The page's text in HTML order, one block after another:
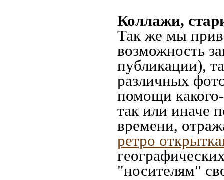
Коллажи,
Так же мы
возможность
публикации),
различных
помощи
так или иначе
времени,
ретро
"носителям"